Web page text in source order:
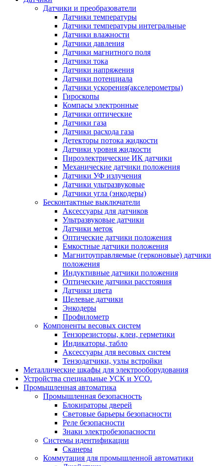
Датчики и преобразователи
Датчики температуры
Датчики температуры интегральные
Датчики влажности
Датчики давления
Датчики магнитного поля
Датчики тока
Датчики напряжения
Датчики потенциала
Датчики ускорения(акселерометры)
Гироскопы
Компасы электронные
Датчики оптические
Датчики газа
Датчики расхода газа
Детекторы потока жидкости
Датчики уровня жидкости
Пироэлектрические ИК датчики
Механические датчики положения
Датчики УФ излучения
Датчики ультразвуковые
Датчики угла (энкодеры)
Бесконтактные выключатели
Аксессуары для датчиков
Ультразвуковые датчики
Датчики меток
Оптические датчики положения
Емкостные датчики положения
Магнитоуправляемые (герконовые) датчики
положения
Индуктивные датчики положения
Оптические датчики расстояния
Датчики цвета
Щелевые датчики
Энкодеры
Профилометр
Компоненты весовых систем
Тензорезисторы, клеи, герметики
Индикаторы, табло
Аксессуары для весовых систем
Тензодатчики, узлы встройки
Металлические шкафы для электрооборудования
Устройства специальные УСК и УСО.
Промышленная автоматика
Промышленная безопасность
Блокираторы дверей
Световые барьеры безопасности
Реле безопасности
Знаки электробезопасности
Системы идентификации
Сканеры
Коммутация для промышленной автоматики